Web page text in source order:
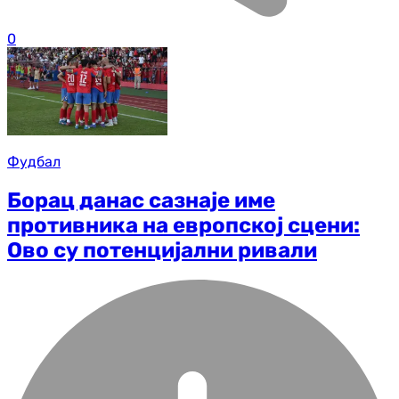
0
Фудбал
Борац данас сазнаје име
противника на европској сцени:
Ово су потенцијални ривали